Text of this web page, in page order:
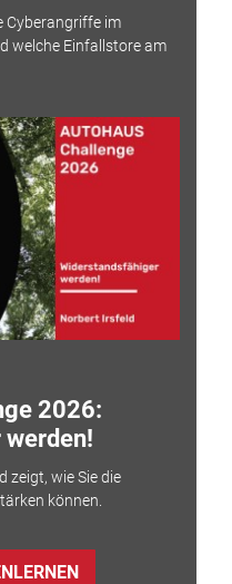
Cyberangriffe im
welche Einfallstore am
2026:
zeigt, wie Sie die
können.